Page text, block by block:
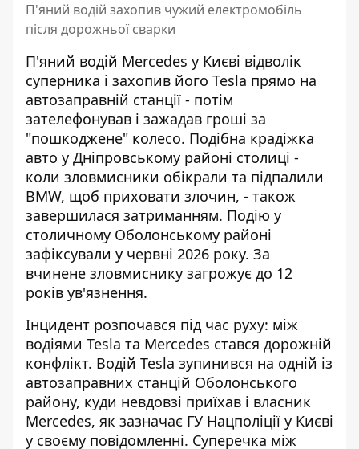
П'яний водій захопив чужий електромобіль
після дорожньої сварки
П'яний водій Mercedes у Києві відволік
суперника і захопив його Tesla прямо на
автозаправній станції - потім
зателефонував і зажадав гроші за
"пошкоджене" колесо. Подібна крадіжка
авто у Дніпровському районі столиці -
коли зловмисники обікрали та підпалили
BMW, щоб приховати злочин, - також
завершилася затриманням. Подію у
столичному Оболонському районі
зафіксували у червні 2026 року. За
вчинене зловмиснику загрожує до 12
років ув'язнення.
Інцидент розпочався під час руху: між
водіями Tesla та Mercedes стався дорожній
конфлікт. Водій Tesla зупинився на одній із
автозаправних станцій Оболонського
району, куди невдовзі приїхав і власник
Mercedes, як зазначає ГУ Нацполіції у Києві
у своєму повідомленні. Суперечка між